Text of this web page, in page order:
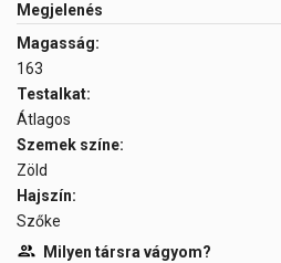
Megjelenés
Magasság:
163
Testalkat:
Átlagos
Szemek színe:
Zöld
Hajszín:
Szőke
Milyen társra vágyom?